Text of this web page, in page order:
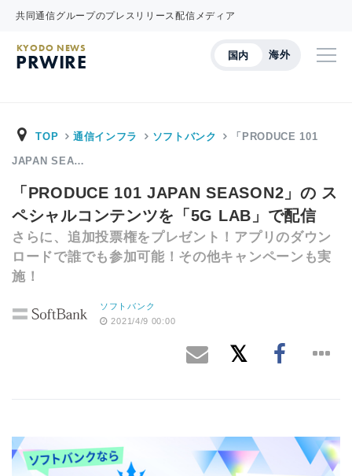
共同通信グループのプレスリリース配信メディア
国内 海外
KYODO NEWS
PRWIRE
TOP 通信インフラ ソフトバンク 「PRODUCE 101
JAPAN SEA…
「PRODUCE 101 JAPAN SEASON2」の ス
ペシャルコンテンツを「5G LAB」で配信
さらに、追加投票権をプレゼント！アプリのダウン
ロードで誰でも参加可能！その他キャンペーンも実
施！
ソフトバンク
2021/4/9 00:00